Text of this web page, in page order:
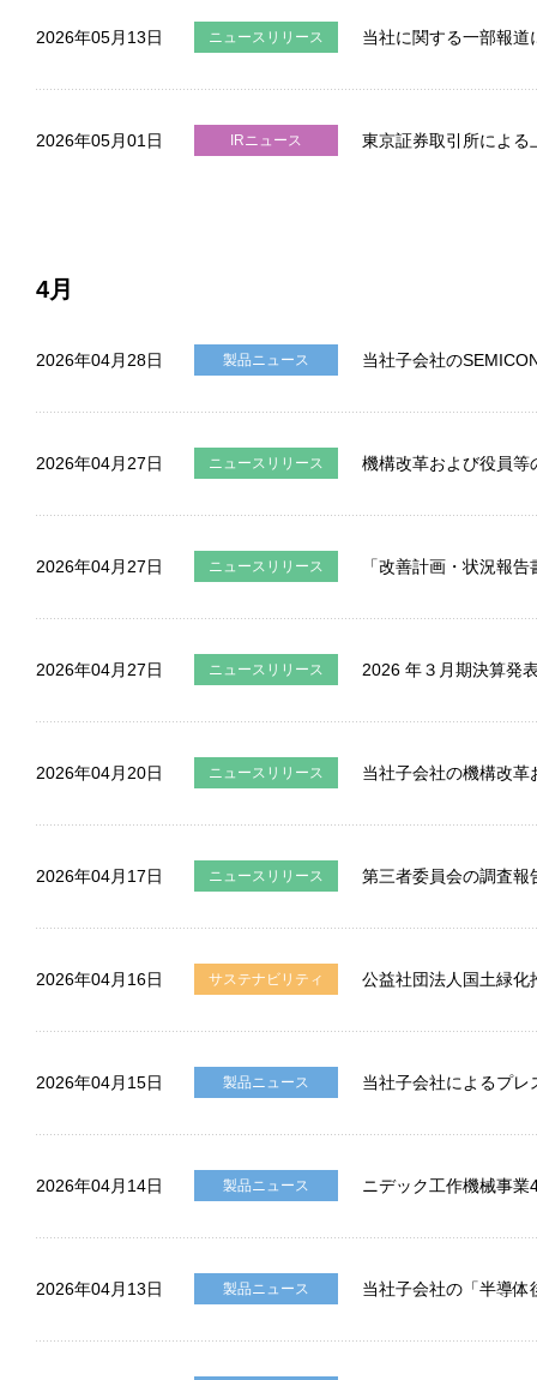
2026年05月13日 ニュースリリース 当社に関する一部報道
2026年05月01日 IRニュース 東京証券取引所による
4月
2026年04月28日 製品ニュース 当社子会社の
2026年04月27日 ニュースリリース 機構改革および役員等
2026年04月27日 ニュースリリース 「改善計画・状況報
2026年04月27日 ニュースリリース 2026 年３月期決算発
2026年04月20日 ニュースリリース 当社子会社の機構改
2026年04月17日 ニュースリリース 第三者委員会の調査報
2026年04月16日 サステナビリティ 公益社団法人国土緑化
2026年04月15日 製品ニュース 当社子会社によるプ
2026年04月14日 製品ニュース ニデック工作機械事
2026年04月13日 製品ニュース 当社子会社の「半導体
サステナビリティ
Cookieポリシー
ソーシャルメディアポリシー
All Rights Reserved. Copyright(C) NIDEC CORPORATION